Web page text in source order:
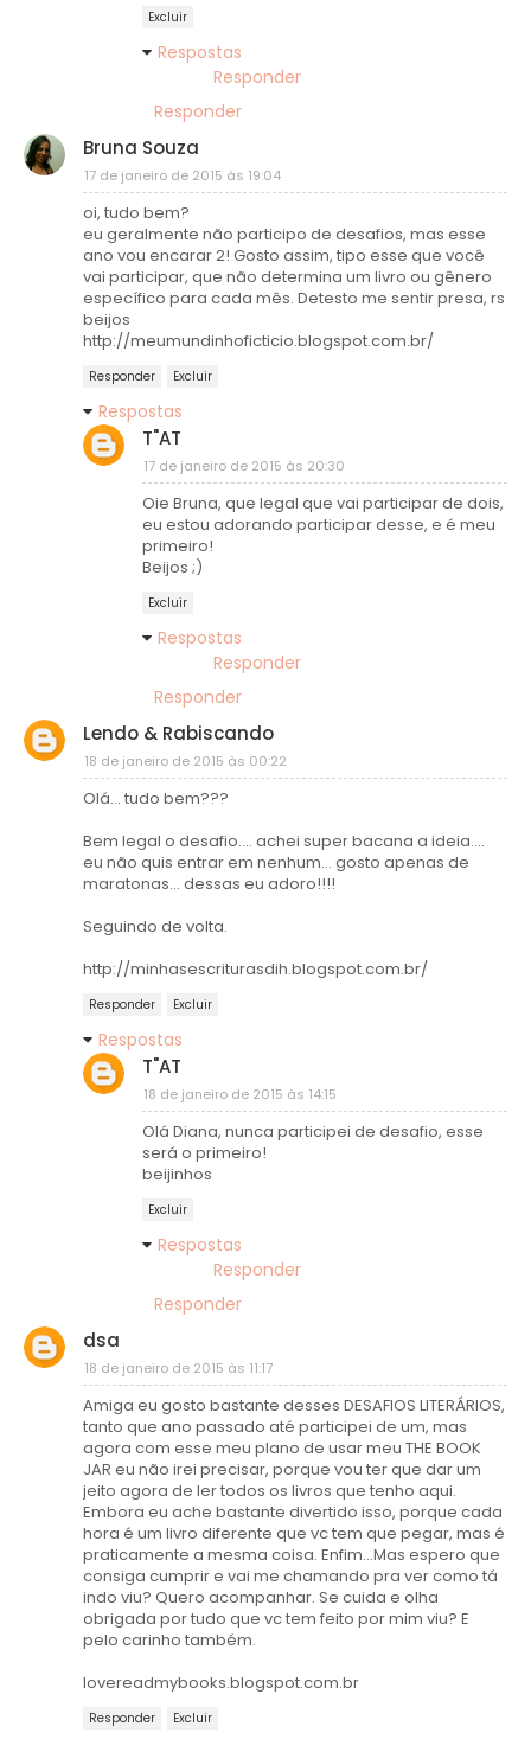
Excluir
Respostas
Responder
Responder
Bruna Souza
17 de janeiro de 2015 às 19:04
oi, tudo bem?
eu geralmente não participo de desafios, mas esse
ano vou encarar 2! Gosto assim, tipo esse que você
vai participar, que não determina um livro ou gênero
específico para cada mês. Detesto me sentir presa, rs
beijos
http://meumundinhoficticio.blogspot.com.br/
Responder Excluir
Respostas
T"AT
17 de janeiro de 2015 às 20:30
Oie Bruna, que legal que vai participar de dois,
eu estou adorando participar desse, e é meu
primeiro!
Beijos ;)
Excluir
Respostas
Responder
Responder
Lendo & Rabiscando
18 de janeiro de 2015 às 00:22
Olá... tudo bem???
Bem legal o desafio.... achei super bacana a ideia....
eu não quis entrar em nenhum... gosto apenas de
maratonas... dessas eu adoro!!!!
Seguindo de volta.
http://minhasescriturasdih.blogspot.com.br/
Responder Excluir
Respostas
T"AT
18 de janeiro de 2015 às 14:15
Olá Diana, nunca participei de desafio, esse
será o primeiro!
beijinhos
Excluir
Respostas
Responder
Responder
dsa
18 de janeiro de 2015 às 11:17
Amiga eu gosto bastante desses DESAFIOS LITERÁRIOS,
tanto que ano passado até participei de um, mas
agora com esse meu plano de usar meu THE BOOK
JAR eu não irei precisar, porque vou ter que dar um
jeito agora de ler todos os livros que tenho aqui.
Embora eu ache bastante divertido isso, porque cada
hora é um livro diferente que vc tem que pegar, mas é
praticamente a mesma coisa. Enfim...Mas espero que
consiga cumprir e vai me chamando pra ver como tá
indo viu? Quero acompanhar. Se cuida e olha
obrigada por tudo que vc tem feito por mim viu? E
pelo carinho também.
lovereadmybooks.blogspot.com.br
Responder Excluir